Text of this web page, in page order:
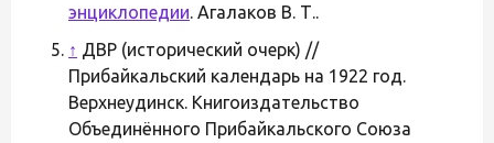
энциклопедии. Агалаков В. Т..
↑ ДВР (исторический очерк) //
Прибайкальский календарь на 1922 год.
Верхнеудинск. Книгоиздательство
Объединённого Прибайкальского Союза